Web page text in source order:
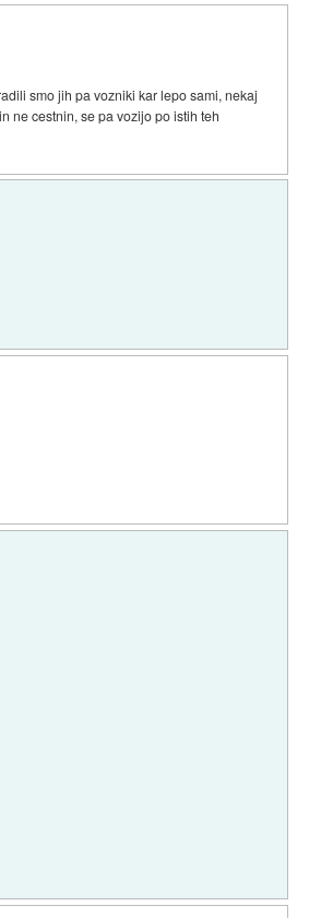
smo jih pa vozniki kar lepo sami, nekaj
ne cestnin, se pa vozijo po istih teh